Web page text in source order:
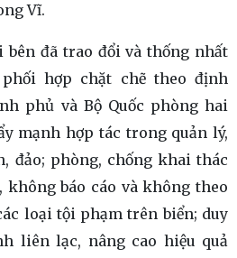
Vĩ.
bên đã trao đổi và thống nhất
hợp chặt chẽ theo định
phủ và Bộ Quốc phòng hai
mạnh hợp tác trong quản lý,
đảo; phòng, chống khai thác
không báo cáo và không theo
loại tội phạm trên biển; duy
liên lạc, nâng cao hiệu quả